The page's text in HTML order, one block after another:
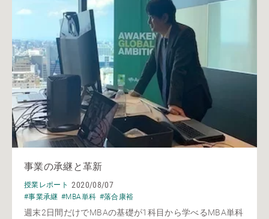
事業の承継と革新
授業レポート 2020/08/07
#事業承継 #MBA単科 #落合康裕
週末2日間だけでMBAの基礎が1科目から学べるMBA単科